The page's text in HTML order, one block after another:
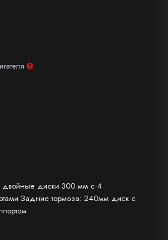
что является классикой
отвечают
двойные диски спереди
суппортом, диск
суппортом сзади.
система обеспечивает
в экстренных
большой емкости
запас хода до 110-120 км
стиля вождения и дорожной
полной зарядки около
двойные диски 300 мм с 4
Задние тормоза: 240мм диск с